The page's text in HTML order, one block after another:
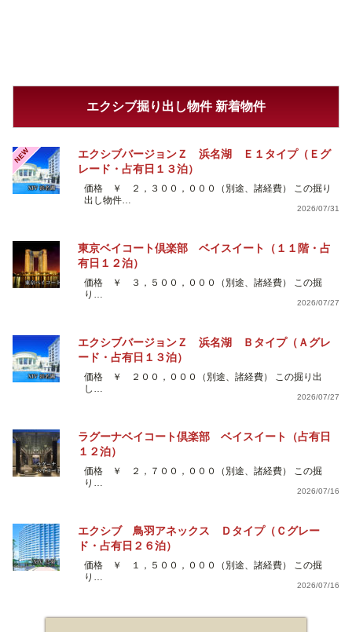
エクシブ掘り出し物件 新着物件
NEW
エクシブバージョンＺ 浜名湖 Ｅ１タイプ（Ｅグ
レード・占有日１３泊）
価格 ￥ ２，３００，０００（別途、諸経費） この掘り
出し物件…
2026/07/31
東京ベイコート倶楽部 ベイスイート（１１階・占
有日１２泊）
価格 ￥ ３，５００，０００（別途、諸経費） この掘
り…
2026/07/27
エクシブバージョンＺ 浜名湖 Ｂタイプ（Ａグレ
ード・占有日１３泊）
価格 ￥ ２００，０００（別途、諸経費） この掘り出
し…
2026/07/27
ラグーナベイコート倶楽部 ベイスイート（占有日
１２泊）
価格 ￥ ２，７００，０００（別途、諸経費） この掘
り…
2026/07/16
エクシブ 鳥羽アネックス Ｄタイプ（Ｃグレー
ド・占有日２６泊）
価格 ￥ １，５００，０００（別途、諸経費） この掘
り…
2026/07/16